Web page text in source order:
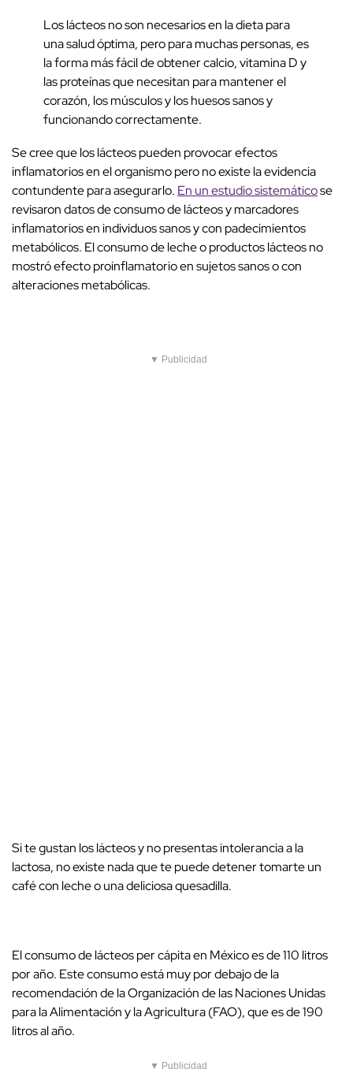
Los lácteos no son necesarios en la dieta para
una salud óptima, pero para muchas personas, es
la forma más fácil de obtener calcio, vitamina D y
las proteínas que necesitan para mantener el
corazón, los músculos y los huesos sanos y
funcionando correctamente.
Se cree que los lácteos pueden provocar efectos
inflamatorios en el organismo pero no existe la evidencia
contundente para asegurarlo. En un estudio sistemáticose
revisaron datos de consumo de lácteos y marcadores
inflamatorios en individuos sanos y con padecimientos
metabólicos. El consumo de leche o productos lácteos no
mostró efecto proinflamatorio en sujetos sanos o con
alteraciones metabólicas.
▼ Publicidad
Si te gustan los lácteos y no presentas intolerancia a la
lactosa, no existe nada que te puede detener tomarte un
café con leche o una deliciosa quesadilla.
El consumo de lácteos per cápita en México es de 110 litros
por año. Este consumo está muy por debajo de la
recomendación de la Organización de las Naciones Unidas
para la Alimentación y la Agricultura (FAO), que es de 190
litros al año.
▼ Publicidad